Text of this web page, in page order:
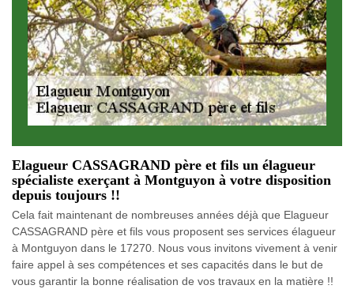
Elagueur CASSAGRAND père et fils un élagueur
spécialiste exerçant à Montguyon à votre disposition
depuis toujours !!
Cela fait maintenant de nombreuses années déjà que Elagueur
CASSAGRAND père et fils vous proposent ses services élagueur
à Montguyon dans le 17270. Nous vous invitons vivement à venir
faire appel à ses compétences et ses capacités dans le but de
vous garantir la bonne réalisation de vos travaux en la matière !!